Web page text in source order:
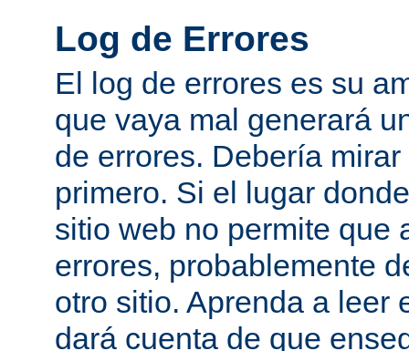
Log de Errores
El log de errores es su
que vaya mal generará
de errores. Debería
primero. Si el lugar
sitio web no permite que
errores, probablemente
otro sitio. Aprenda a leer
dará cuenta de que